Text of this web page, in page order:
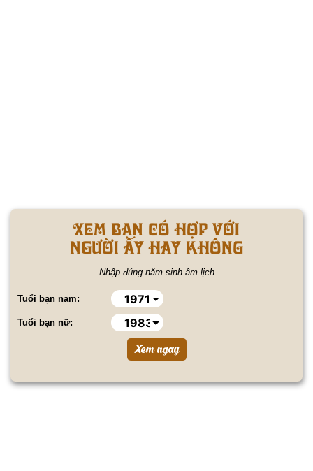
XEM BẠN CÓ HỢP VỚI
NGƯỜI ẤY HAY KHÔNG
Nhập đúng năm sinh âm lịch
Tuổi bạn nam:
Tuổi bạn nữ: